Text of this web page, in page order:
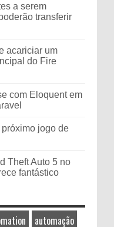
a serem
transferir
acariciar um
do Fire
com Eloquent em
jogo de
Theft Auto 5 no
fantástico
automação